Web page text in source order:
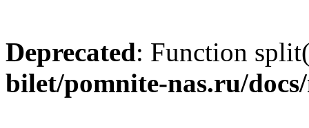
Deprecated: Function
bilet/pomnite-nas.ru/